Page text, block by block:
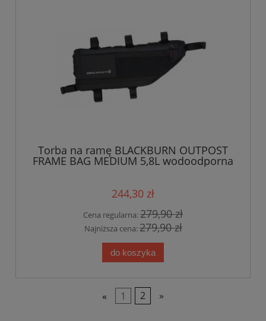
Torba na ramę BLACKBURN OUTPOST
FRAME BAG MEDIUM 5,8L wodoodporna
244,30 zł
Cena regularna:279,90 zł
Najniższa cena:279,90 zł
do koszyka
« 1 2 »